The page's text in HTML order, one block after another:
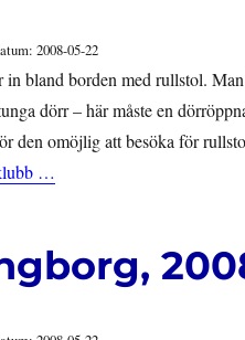
2008-05-22
bland borden med rullstol.
dörr – här måste en
den omöjlig att besöka för
…